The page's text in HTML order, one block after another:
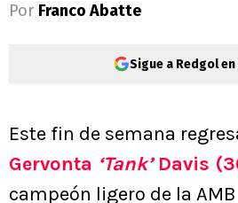
Por Franco Abatte
Sigue a Redgol
Este fin de semana
Gervonta ‘Tank’Davis
campeón ligero de la